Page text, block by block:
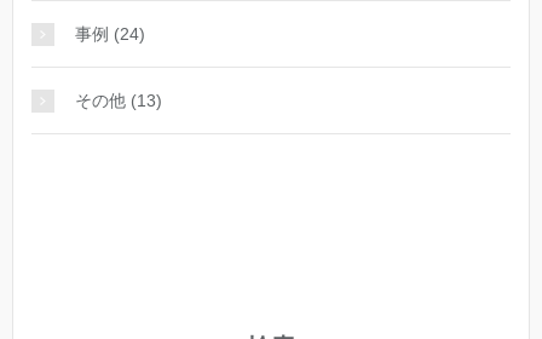
事例 (24)
その他 (13)